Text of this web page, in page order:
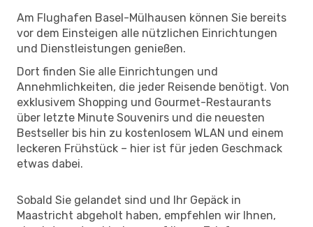
Am Flughafen Basel-Mülhausen können Sie bereits
vor dem Einsteigen alle nützlichen Einrichtungen
und Dienstleistungen genießen.
Dort finden Sie alle Einrichtungen und
Annehmlichkeiten, die jeder Reisende benötigt. Von
exklusivem Shopping und Gourmet-Restaurants
über letzte Minute Souvenirs und die neuesten
Bestseller bis hin zu kostenlosem WLAN und einem
leckeren Frühstück – hier ist für jeden Geschmack
etwas dabei.
Sobald Sie gelandet sind und Ihr Gepäck in
Maastricht abgeholt haben, empfehlen wir Ihnen,